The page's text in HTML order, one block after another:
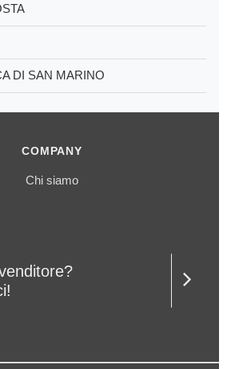
DI SAN MARINO
COMPANY
Chi siamo